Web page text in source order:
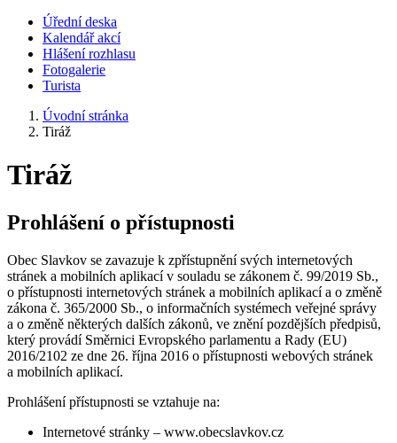
Úřední deska
Kalendář akcí
Hlášení rozhlasu
Fotogalerie
Turista
Úvodní stránka
Tiráž
Tiráž
Prohlášení o přístupnosti
Obec Slavkov se zavazuje k zpřístupnění svých internetových
stránek a mobilních aplikací v souladu se zákonem č. 99/2019 Sb.,
o přístupnosti internetových stránek a mobilních aplikací a o změně
zákona č. 365/2000 Sb., o informačních systémech veřejné správy
a o změně některých dalších zákonů, ve znění pozdějších předpisů,
který provádí Směrnici Evropského parlamentu a Rady (EU)
2016/2102 ze dne 26. října 2016 o přístupnosti webových stránek
a mobilních aplikací.
Prohlášení přístupnosti se vztahuje na:
Internetové stránky – www.obecslavkov.cz